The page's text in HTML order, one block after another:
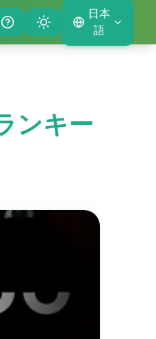
Help
Theme
日本
語
ンキー